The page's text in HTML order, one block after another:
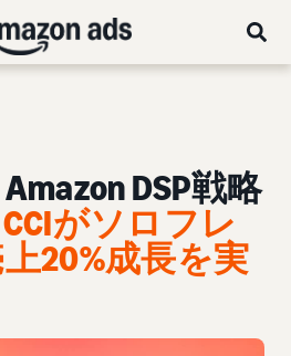
DSP戦略
CCIがソロフレ
20%成長を実